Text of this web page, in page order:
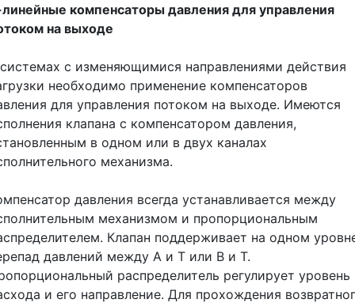
компенсаторы давления для управления
на выходе
с изменяющимися направлениями действия
необходимо применение компенсаторов
для управления потоком на выходе. Имеются
клапана с компенсатором давления,
в одном или в двух каналах
механизма.
давления всегда устанавливается между
механизмом и пропорциональным
Клапан поддерживает на одном
давлений между А и Т или В и Т.
распределитель регулирует уровень
и его направление. Для прохождения